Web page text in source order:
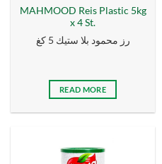
MAHMOOD Reis Plastic 5kg
x 4 St.
رز محمود بلا ستيك 5 كغ
READ MORE